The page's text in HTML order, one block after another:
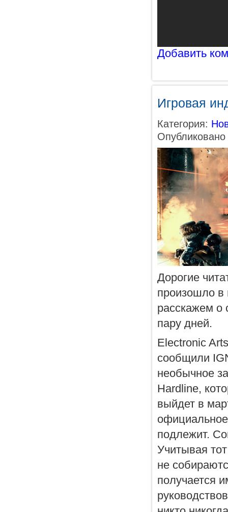
Добавить
Игровая
Категория:
Дорогие
произошло в
расскажем о
пару дней.
Electronic
сообщили
необычное
Hardline,
выйдет в
подлежит.
Учитывая
не
получается